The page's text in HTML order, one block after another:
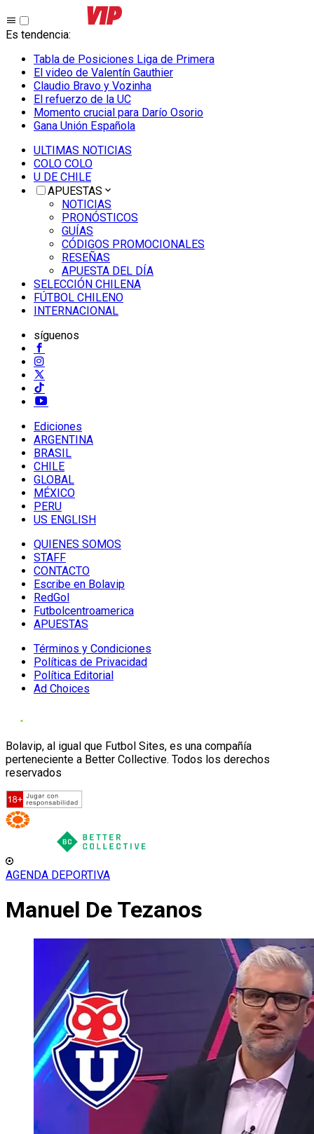
Es tendencia:
Tabla de Posiciones Liga de Primera
El video de Valentín Gauthier
Claudio Bravo y Vozinha
El refuerzo de la UC
Momento crucial para Darío Osorio
Gana Unión Española
ULTIMAS NOTICIAS
COLO COLO
U DE CHILE
APUESTAS
NOTICIAS
PRONÓSTICOS
GUÍAS
CÓDIGOS PROMOCIONALES
RESEÑAS
APUESTA DEL DÍA
SELECCIÓN CHILENA
FÚTBOL CHILENO
INTERNACIONAL
síguenos
Ediciones
ARGENTINA
BRASIL
CHILE
GLOBAL
MÉXICO
PERU
US ENGLISH
QUIENES SOMOS
STAFF
CONTACTO
Escribe en Bolavip
RedGol
Futbolcentroamerica
APUESTAS
Términos y Condiciones
Políticas de Privacidad
Política Editorial
Ad Choices
Bolavip, al igual que Futbol Sites, es una compañía
perteneciente a Better Collective. Todos los derechos
reservados
AGENDA DEPORTIVA
Manuel De Tezanos